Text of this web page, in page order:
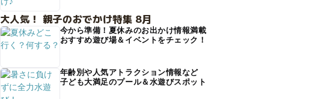
大人気！ 親子のおでかけ特集 8月
今から準備！夏休みのお出かけ情報満載
おすすめ遊び場＆イベントをチェック！
年齢別や人気アトラクション情報など
子ども大満足のプール＆水遊びスポット